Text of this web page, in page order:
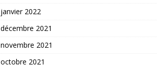
janvier 2022
décembre 2021
novembre 2021
octobre 2021